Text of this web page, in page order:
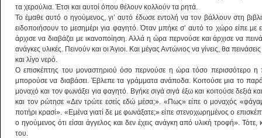
τα χερούλια. Έτσι και αυτοί όπου θέλουν κολλούν τα ρητά.
Το έμαθε αυτό ο ηγούμενος, γι’ αυτό έδωσε εντολή να τον βάλλουν στη
ειδοποιήσουν το μεσημέρι για φαγητό. Όταν μπήκε σ’ αυτό το χώρο είπε με
άρχισε να διαβάζει με ικανοποίηση. Αλλά η ώρα περνούσε και άρχισε να
ανάγκες υλικές. Πεινούν και οι Άγιοι. Και μέγας Αντώνιος να γίνεις, θα
και λίγο νερό.
Ο επισκέπτης του μοναστηριού όσο περνούσε η ώρα τόσο περισσότερο η
μπορούσε να διαβάσει. Έβλεπε τα γράμματα ανάποδα. Κοιτούσε μια το
μοναχό και τον φωνάξει για φαγητό. Βγήκε σιγά σιγά έξω και κοιτούσε δεξιά
και τον ρώτησε «Δεν τρώτε εσείς εδώ μέσα;». «Πως» είπε ο μοναχός
ποτήρι κρασί». «Εμένα γιατί δε με φωνάξατε;» είπε στενοχωρημένος ο
ο ηγούμενος ότι είσαι άγγελος και δεν έχεις ανάγκη από υλική τροφή».
του.